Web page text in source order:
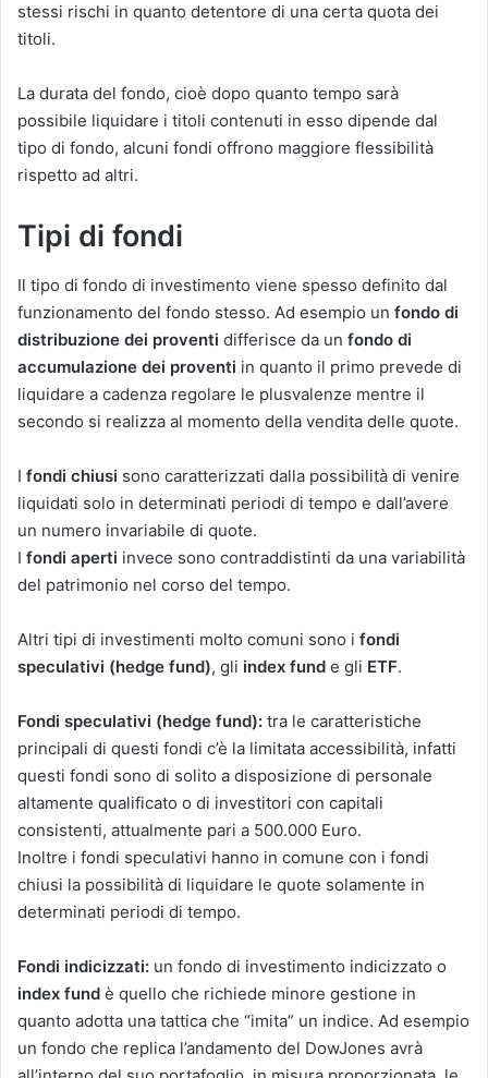
stessi rischi in quanto detentore di una certa quota dei
titoli.
La durata del fondo, cioè dopo quanto tempo sarà
possibile liquidare i titoli contenuti in esso dipende dal
tipo di fondo, alcuni fondi offrono maggiore flessibilità
rispetto ad altri.
Tipi di fondi
Il tipo di fondo di investimento viene spesso definito dal
funzionamento del fondo stesso. Ad esempio un fondo di
distribuzione dei proventi differisce da un fondo di
accumulazione dei proventi in quanto il primo prevede di
liquidare a cadenza regolare le plusvalenze mentre il
secondo si realizza al momento della vendita delle quote.
I fondi chiusi sono caratterizzati dalla possibilità di venire
liquidati solo in determinati periodi di tempo e dall’avere
un numero invariabile di quote.
I fondi aperti invece sono contraddistinti da una variabilità
del patrimonio nel corso del tempo.
Altri tipi di investimenti molto comuni sono i fondi
speculativi (hedge fund), gli index fund e gli ETF.
Fondi speculativi (hedge fund): tra le caratteristiche
principali di questi fondi c’è la limitata accessibilità, infatti
questi fondi sono di solito a disposizione di personale
altamente qualificato o di investitori con capitali
consistenti, attualmente pari a 500.000 Euro.
Inoltre i fondi speculativi hanno in comune con i fondi
chiusi la possibilità di liquidare le quote solamente in
determinati periodi di tempo.
Fondi indicizzati: un fondo di investimento indicizzato o
index fund è quello che richiede minore gestione in
quanto adotta una tattica che “imita” un indice. Ad esempio
un fondo che replica l’andamento del DowJones avrà